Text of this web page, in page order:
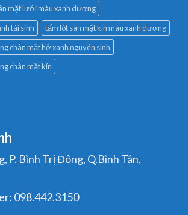
mặt lưới màu xanh dương
tái sinh
tấm lót sàn mặt kín màu xanh dương
chân mặt hở xanh nguyên sinh
chân mặt kín
P. Bình Trị Đông, Q.Bình Tân,
098.442.3150